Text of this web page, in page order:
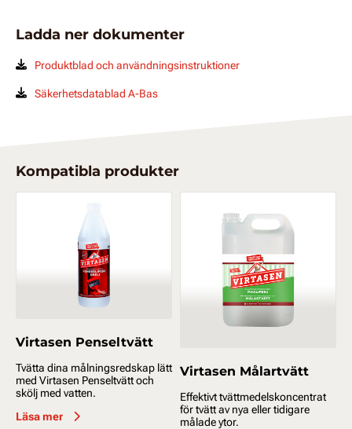
Ladda ner dokumenter
Produktblad och användningsinstruktioner
Säkerhetsdatablad A-Bas
Kompatibla produkter
Virtasen Penseltvätt
Tvätta dina målningsredskap lätt
med Virtasen Penseltvätt och
skölj med vatten.
Läsa mer
Virtasen Målartvätt
Effektivt tvättmedelskoncentrat
för tvätt av nya eller tidigare
målade ytor.